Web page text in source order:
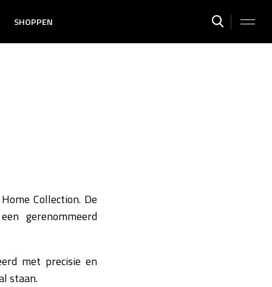
SHOPPEN
Collection. De
gerenommeerd
met precisie en
staan.